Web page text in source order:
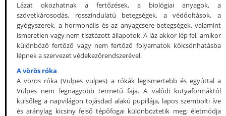
Lázat okozhatnak a fertőzések, a biológiai anyagok, a
szövetkárosodás, rosszindulatú betegségek, a védőoltások, a
gyógyszerek, a hormonális és az anyagcsere-betegségek, valamint
ismeretlen vagy nem tisztázott állapotok. A láz akkor lép fel, amikor
különböző fertőző vagy nem fertőző folyamatok kölcsönhatásba
lépnek a szervezet védekezőrendszerével.
A vörös róka
A vörös róka (Vulpes vulpes) a rókák legismertebb és egyúttal a
Vulpes nem legnagyobb termetű faja. A valódi kutyaformáktól
külsőleg a napvilágon tojásdad alakú pupillája, lapos szembolti íve
és aránylag kicsiny felső tépőfogai különböztetik meg; életmódja